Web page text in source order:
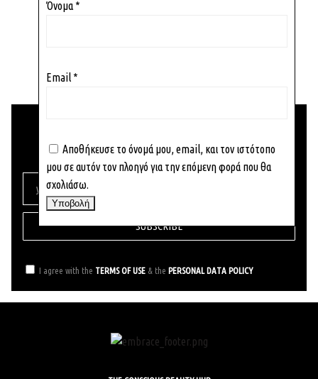
Όνομα *
Email *
Αποθήκευσε το όνομά μου, email, και τον ιστότοπο
μου σε αυτόν τον πλοηγό για την επόμενη φορά που θα
σχολιάσω.
€
ΒΕ ΤΗΕ FIRST ΤΟ RECEIVE OUR NEWS
I agree with the TERMS OF USE & the PERSONAL DATA POLICY
SUBSCRIBE